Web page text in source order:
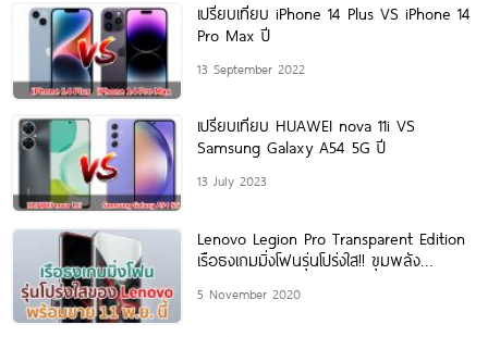
เปรียบเทียบ iPhone 14 Plus VS iPhone 14
Pro Max ปี
13 September 2022
เปรียบเทียบ HUAWEI nova 11i VS
Samsung Galaxy A54 5G ปี
13 July 2023
Lenovo Legion Pro Transparent Edition
เรือธงเกมมิ่งโฟนรุ่นโปร่งใส!! ขุมพลัง
5 November 2020